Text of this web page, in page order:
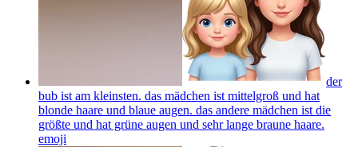
der
bub ist am kleinsten. das mädchen ist mittelgroß und hat
blonde haare und blaue augen. das andere mädchen ist die
größte und hat grüne augen und sehr lange braune haare.
emoji